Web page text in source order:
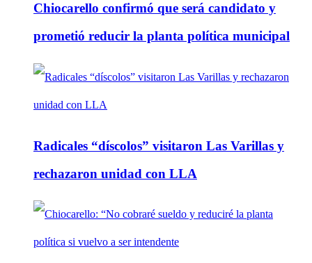
Chiocarello confirmó que será candidato y
prometió reducir la planta política municipal
Radicales “díscolos” visitaron Las Varillas y
rechazaron unidad con LLA